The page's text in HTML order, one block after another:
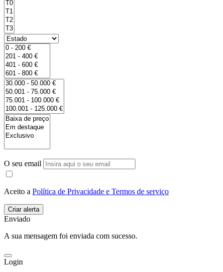
O seu email
Aceito a Política de Privacidade e Termos de serviço
Enviado
A sua mensagem foi enviada com sucesso.
Login